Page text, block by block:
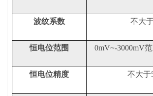
波纹系数 不大
恒电位范围 0mV~-3000mV
恒电位精度 不大于